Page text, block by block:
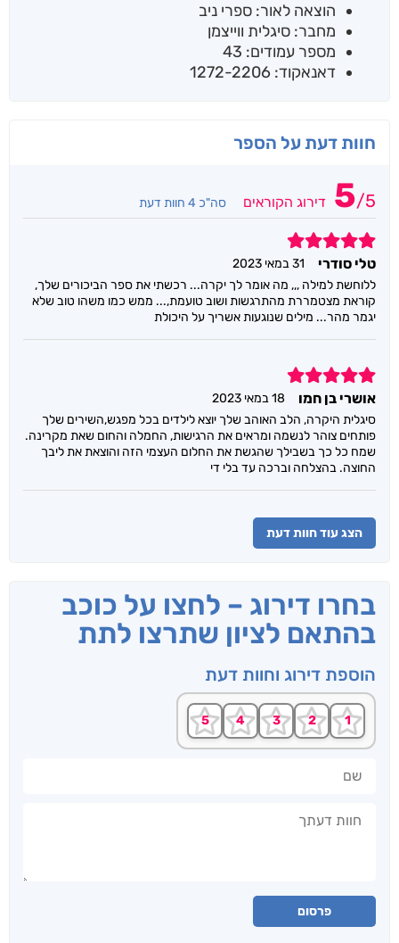
הוצאה לאור: ספרי ניב
מחבר: סיגלית ווייצמן
מספר עמודים: 43
דאנאקוד: 1272-2206
חוות דעת על הספר
5/5 דירוג הקוראים סה"כ 4 חוות דעת
5
טלי סודרי
31 במאי 2023
ללוחשת למילה ,,, מה אומר לך יקרה... רכשתי את ספר הביכורים שלך,
קוראת מצטמררת מהתרגשות ושוב טועמת,... ממש כמו משהו טוב שלא
יגמר מהר... מילים שנוגעות אשריך על היכולת
5
אושרי בן חמו
18 במאי 2023
סיגלית היקרה, הלב האוהב שלך יוצא לילדים בכל מפגש,השירים שלך
פותחים צוהר לנשמה ומראים את הרגישות, החמלה והחום שאת מקרינה.
שמח כל כך בשבילך שהגשת את החלום העצמי הזה והוצאת את ליבך
החוצה. בהצלחה וברכה עד בלי די
הצג עוד חוות דעת
בחרו דירוג – לחצו על כוכב
בהתאם לציון שתרצו לתת
הוספת דירוג וחוות דעת
פרסום